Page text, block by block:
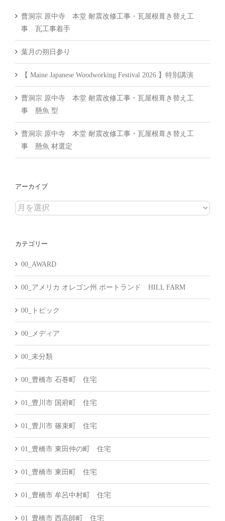
曹洞宗 原中寺 本堂 耐震改修工事・瓦屋根葺き替え工
事 瓦工事着手
葉月の朔日参り
【 Maine Japanese Woodworking Festival 2026 】特別講演
曹洞宗 原中寺 本堂 耐震改修工事・瓦屋根葺き替え工
事 懸魚 型
曹洞宗 原中寺 本堂 耐震改修工事・瓦屋根葺き替え工
事 懸魚 材選定
アーカイブ
ア
イ
カテゴリー
00_AWARD
00_アメリカ オレゴン州 ポートランド HILL FARM
00_トピック
00_メディア
00_未分類
00_豊橋市 石巻町 住宅
01_豊川市 国府町 住宅
01_豊川市 篠束町 住宅
01_豊橋市 東田仲の町 住宅
01_豊橋市 東田町 住宅
01_豊橋市 牟呂中村町 住宅
01_豊橋市 西高師町 住宅